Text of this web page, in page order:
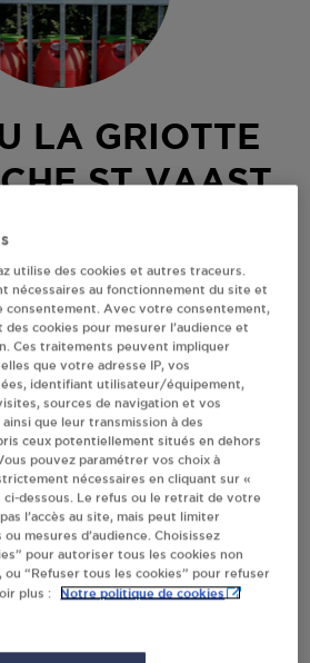
LA GRIOTTE
ST VAAST
MARECHAL FOCH
de bouteilles de gaz
S'Y RENDRE
LE TÉLÉPHONE
DU REVENDEUR
», j’autorise le traitement
adresse IP) et leur transfert hors UE
la carte.
En savoir plus
utilise des cookies et autres traceurs.
nécessaires au fonctionnement du site et
consentement. Avec votre consentement,
cookies pour mesurer l’audience et
Ces traitements peuvent impliquer
que votre adresse IP, vos
identifiant utilisateur/équipement,
sources de navigation et vos
que leur transmission à des
ceux potentiellement situés en dehors
pouvez paramétrer vos choix à
nécessaires en cliquant sur «
ci-dessous. Le refus ou le retrait de votre
l’accès au site, mais peut limiter
mesures d’audience. Choisissez
pour autoriser tous les cookies non
“Refuser tous les cookies” pour refuser
plus :
Notre politique de cookies